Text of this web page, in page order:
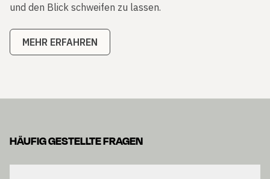
und den Blick schweifen zu lassen.
MEHR ERFAHREN
HÄUFIG GESTELLTE FRAGEN